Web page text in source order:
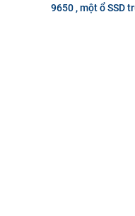
9650 , một ổ SSD